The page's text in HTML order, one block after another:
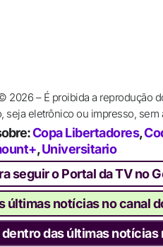
2026 – É proibida a reprodução
seja eletrônico ou impresso, sem
Copa Libertadores,
,Universitario
seguir o Portal da TV no
últimas notícias no canal
das últimas notícias